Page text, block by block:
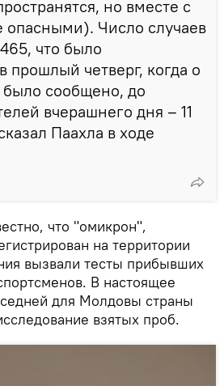
но вместе с
опасными). Число случаев
что было
прошлый четверг, когда о
сообщено, до
вчерашнего дня – 11
Паахла в ходе
что "омикрон",
на территории
вызвали тесты прибывших
В настоящее
для Молдовы страны
взятых проб.